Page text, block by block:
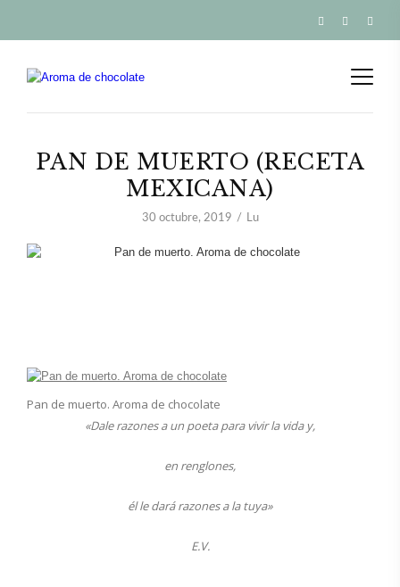
PAN DE MUERTO (RECETA
MEXICANA)
30 octubre, 2019 Lu
Pan de muerto. Aroma de chocolate
«Dale razones a un poeta para vivir la vida y,
en renglones,
él le dará razones a la tuya»
E.V.